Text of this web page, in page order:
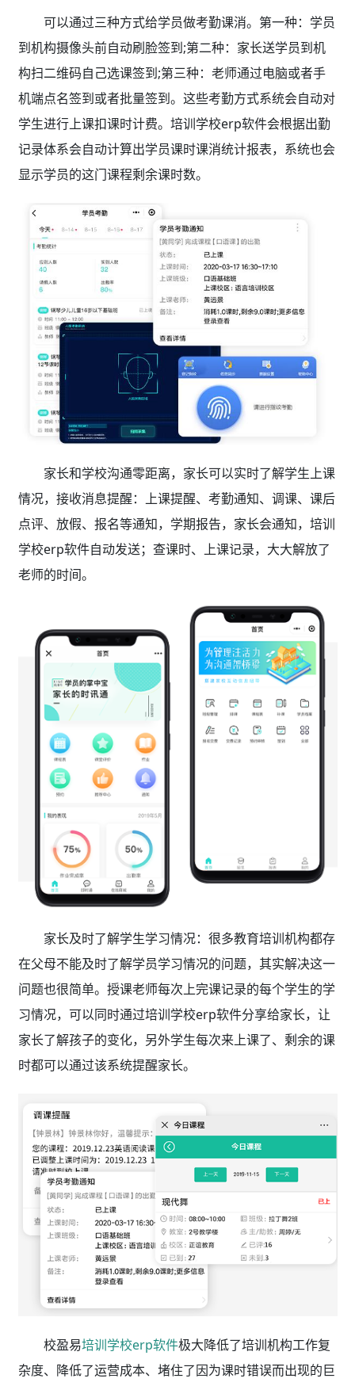
可以通过三种方式给学员做考勤课消。第一种：学员
到机构摄像头前自动刷脸签到;第二种：家长送学员到机
构扫二维码自己选课签到;第三种：老师通过电脑或者手
机端点名签到或者批量签到。这些考勤方式系统会自动对
学生进行上课扣课时计费。培训学校erp软件会根据出勤
记录体系会自动计算出学员课时课消统计报表，系统也会
显示学员的这门课程剩余课时数。
家长和学校沟通零距离，家长可以实时了解学生上课
情况，接收消息提醒：上课提醒、考勤通知、调课、课后
点评、放假、报名等通知，学期报告，家长会通知，培训
学校erp软件自动发送；查课时、上课记录，大大解放了
老师的时间。
家长及时了解学生学习情况：很多教育培训机构都存
在父母不能及时了解学员学习情况的问题，其实解决这一
问题也很简单。授课老师每次上完课记录的每个学生的学
习情况，可以同时通过培训学校erp软件分享给家长，让
家长了解孩子的变化，另外学生每次来上课了、剩余的课
时都可以通过该系统提醒家长。
校盈易培训学校erp软件极大降低了培训机构工作复
杂度、降低了运营成本、堵住了因为课时错误而出现的巨